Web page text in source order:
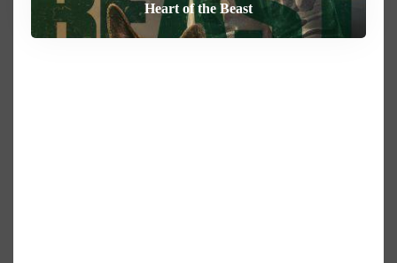
Your Mother Your Mother Your Mother
Heart of the Beast
Behemoth
How To Rob A Bank